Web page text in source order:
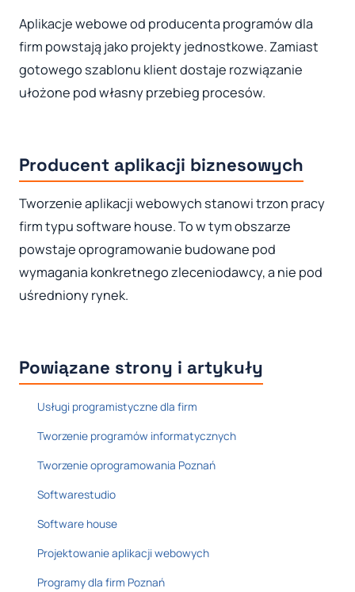
Aplikacje webowe od producenta programów dla
firm powstają jako projekty jednostkowe. Zamiast
gotowego szablonu klient dostaje rozwiązanie
ułożone pod własny przebieg procesów.
Producent aplikacji biznesowych
Tworzenie aplikacji webowych stanowi trzon pracy
firm typu software house. To w tym obszarze
powstaje oprogramowanie budowane pod
wymagania konkretnego zleceniodawcy, a nie pod
uśredniony rynek.
Powiązane strony i artykuły
Usługi programistyczne dla firm
Tworzenie programów informatycznych
Tworzenie oprogramowania Poznań
Softwarestudio
Software house
Projektowanie aplikacji webowych
Programy dla firm Poznań